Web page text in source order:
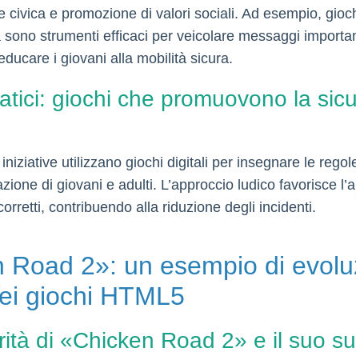
civica e promozione di valori sociali. Ad esempio,
strumenti efficaci per veicolare messaggi
i giovani alla mobilità sicura.
giochi che promuovono la
utilizzano giochi digitali per insegnare le
di giovani e adulti. L’approccio ludico favorisce
contribuendo alla riduzione degli incidenti.
Road 2»: un esempio di
giochi HTML5
di «Chicken Road 2» e il suo